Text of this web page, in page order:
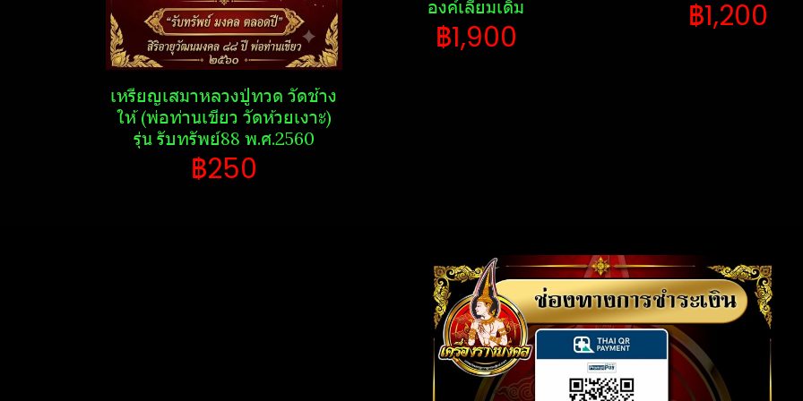
เหรียญเสมาหลวงปู่ทวด วัด​ช้าง​
ให้​ (พ่อท่านเขียว วัด​ห้วย​เงาะ​)
รุ่น รับ​ทรัพย์​88​ พ.ศ.2560
฿250
องค์เลี่ยมเดิม
฿1,900
฿1,200